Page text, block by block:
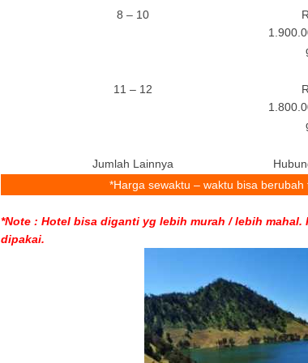
8 – 10
11 – 12
Jumlah Lainnya
*Harga sewaktu – waktu bisa
*Note : Hotel bisa diganti yg lebih murah / lebih mahal.
dipakai.